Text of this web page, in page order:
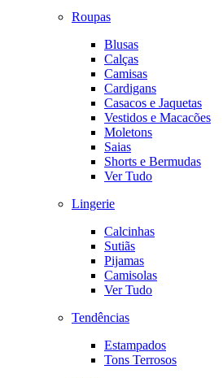
Roupas
Blusas
Calças
Camisas
Cardigans
Casacos e Jaquetas
Vestidos e Macacões
Moletons
Saias
Shorts e Bermudas
Ver Tudo
Lingerie
Calcinhas
Sutiãs
Pijamas
Camisolas
Ver Tudo
Tendências
Estampados
Tons Terrosos